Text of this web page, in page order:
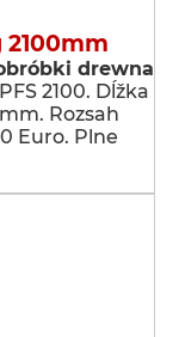
drewna
2100. Dĺžka
Rozsah
Euro. Plne